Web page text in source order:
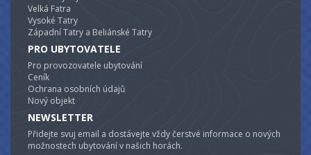
Velká Fatra
Vysoké Tatry
Západní Tatry a Beliánské Tatry
PRO UBYTOVATELE
Pro provozovatele ubytování
Ceník
Ochrana osobních údajů
Nový objekt
NEWSLETTER
Přidejte svuj email a dostávejte vždy čerstvé informace o nových
možnostech ubytování v našich horách.